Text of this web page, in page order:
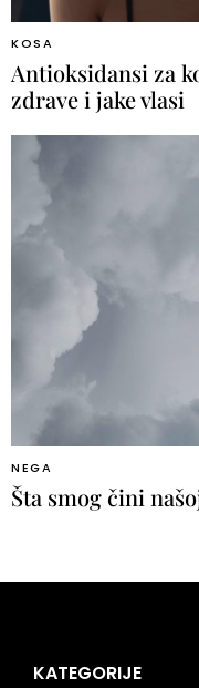
KOSA
Antioksidansi za
zdrave i jake vlasi
NEGA
Šta smog čini
KATEGORIJE